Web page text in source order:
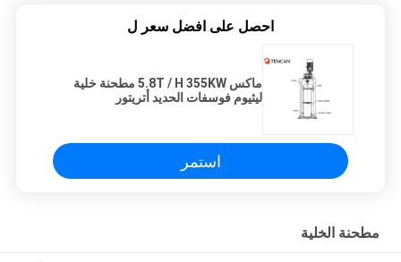
احصل على افضل سعر ل
ماكس 5.8T / H 355KW مطحنة خلية
ليثيوم فوسفات الحديد أتريتور
استمر
مطحنة الخلية